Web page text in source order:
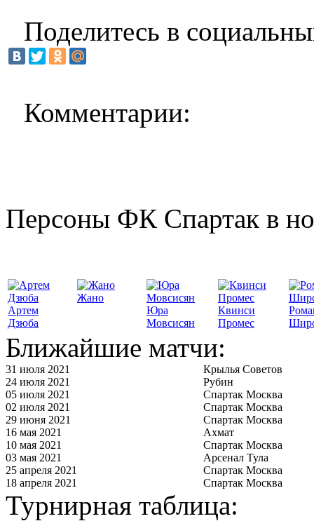
Поделитесь в
Комментарии:
Персоны ФК Спартак в
Артем
Дзюба
Жано
Юра
Мовсисян
Квинси
Промес
Ближайшие матчи:
31 июля 2021
Крылья Советов
24 июля 2021
Рубин
05 июля 2021
Спартак Москва
02 июля 2021
Спартак Москва
29 июня 2021
Спартак Москва
16 мая 2021
Ахмат
10 мая 2021
Спартак Москва
03 мая 2021
Арсенал Тула
25 апреля 2021
Спартак Москва
18 апреля 2021
Спартак Москва
Турнирная таблица: